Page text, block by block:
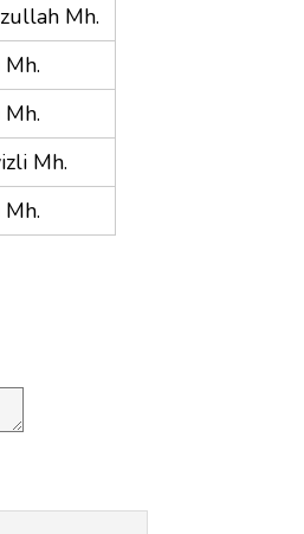
Mh.
Mh.
Mh.
Mh.
Mh.